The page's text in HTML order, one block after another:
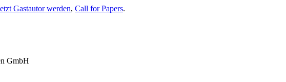
Gastautor werden, Call for Papers.
GmbH